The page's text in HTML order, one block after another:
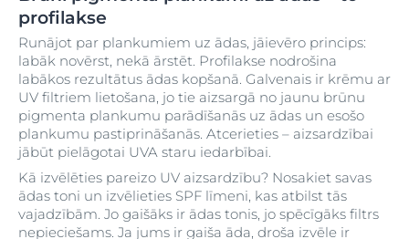
profilakse
Runājot par plankumiem uz ādas, jāievēro princips:
labāk novērst, nekā ārstēt. Profilakse nodrošina
labākos rezultātus ādas kopšanā. Galvenais ir krēmu ar
UV filtriem lietošana, jo tie aizsargā no jaunu brūnu
pigmenta plankumu parādīšanās uz ādas un esošo
plankumu pastiprināšanās. Atcerieties – aizsardzībai
jābūt pielāgotai UVA staru iedarbībai.
Kā izvēlēties pareizo UV aizsardzību? Nosakiet savas
ādas toni un izvēlieties SPF līmeni, kas atbilst tās
vajadzībām. Jo gaišāks ir ādas tonis, jo spēcīgāks filtrs
nepieciešams. Ja jums ir gaiša āda, droša izvēle ir